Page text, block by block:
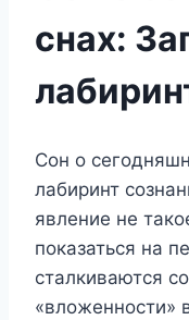
снах:
Сон о
лабиринт
явление не
показаться на
сталкиваются
«вложенности»